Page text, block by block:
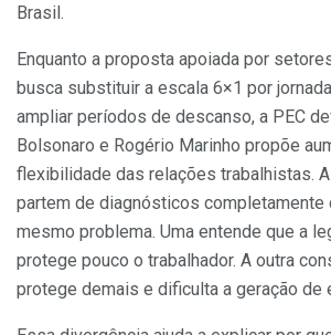
Brasil.
Enquanto a proposta apoiada por
busca substituir a escala 6×1 por
ampliar períodos de descanso, a PEC
Bolsonaro e Rogério Marinho propõe
flexibilidade das relações trabalhistas.
partem de diagnósticos
mesmo problema. Uma entende que a
protege pouco o trabalhador. A outra
protege demais e dificulta a geração de